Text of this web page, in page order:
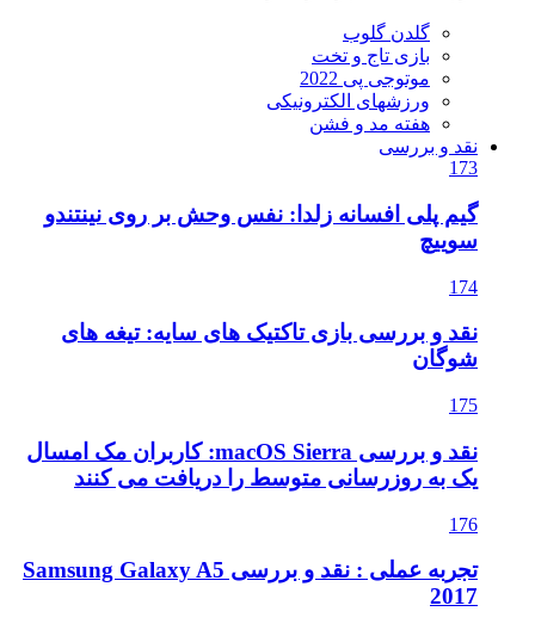
گلدن گلوب
بازی تاج و تخت
موتوجی پی 2022
ورزشهای الکترونیکی
هفته مد و فشن
نقد و بررسی
173
گیم پلی افسانه زلدا: نفس وحش بر روی نینتندو
سوییچ
174
نقد و بررسی بازی تاکتیک های سایه: تیغه های
شوگان
175
نقد و بررسی macOS Sierra: کاربران مک امسال
یک به روزرسانی متوسط را دریافت می کنند
176
تجربه عملی : نقد و بررسی Samsung Galaxy A5
2017